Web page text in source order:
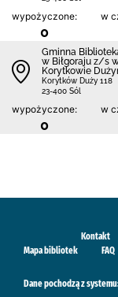
wypożyczone:
0
w
Gminna
w Biłgoraju z/s
Korytkowie
Korytków Duży 118
23-400 Sól
wypożyczone:
0
w
Kontakt
Mapa bibliotek
FAQ
Dane pochodzą z